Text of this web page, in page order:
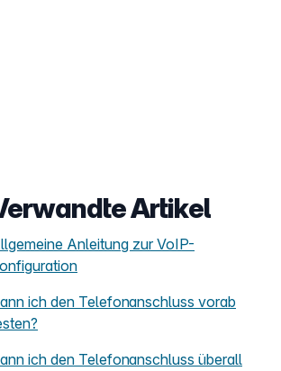
Artikel
Anleitung zur VoIP-
ich den Telefonanschluss vorab
ich den Telefonanschluss überall